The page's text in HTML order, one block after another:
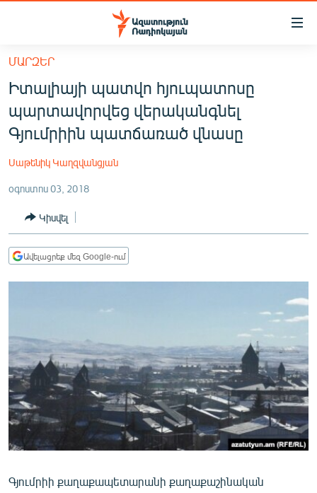
Մատչելիության
հիմնական
բովանդակությանը
հիմնական
մենյուին
ՀԱՅԱՍՏԱՆ
ՔԱՂԱՔԱԿԱՆ
ՏՆՏԵՍՈՒԹՅՈՒՆ
ՂԱՐԱԲԱՂ
ՄՇԱԿՈՒՅԹ
ՍՊՈՐՏ
ՄԵԿՆԱԲԱՆՈՒԹՅՈՒՆ
ՏՏ ԵՒ ԻՆՏԵՐՆԵՏ
ԱՐԽԻՎ
ՄԱՐԶԵՐ
Իտալիայի պատվո հյուպատոսը
պարտավորվեց վերականգնել
Գյումրիին պատճառած վնասը
Սաթենիկ Կաղզվանցյան
օգոստոս 03, 2018
Կիսվել
Ավելացրեք մեզ Google-ում
Գյումրիի քաղաքապետարանի քաղաքաշինական